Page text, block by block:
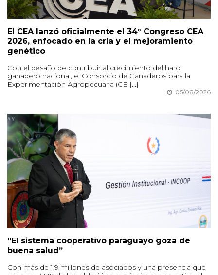
El CEA lanzó oficialmente el 34° Congreso CEA
2026, enfocado en la cría y el mejoramiento
genético
Con el desafío de contribuir al crecimiento del hato
ganadero nacional, el Consorcio de Ganaderos para la
Experimentación Agropecuaria (CE [...]
05/08/2026
“El sistema cooperativo paraguayo goza de
buena salud”
Con más de 1,9 millones de asociados y una presencia que